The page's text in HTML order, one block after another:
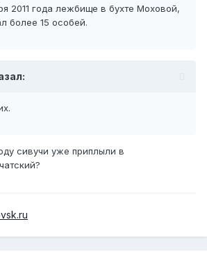
2011 года лежбище в бухте Моховой,
более 15 особей.
сивучи уже приплыли в